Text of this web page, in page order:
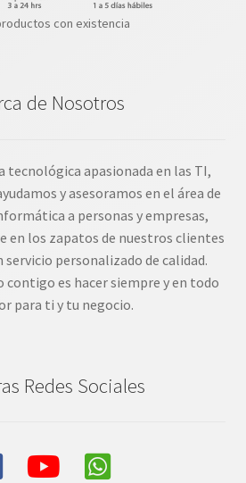
con existencia
de Nosotros
tecnológica apasionada en las TI,
y asesoramos en el área de
a personas y empresas,
en los zapatos de nuestros clientes
servicio personalizado de calidad.
es hacer siempre y en todo
para ti y tu negocio.
Redes Sociales